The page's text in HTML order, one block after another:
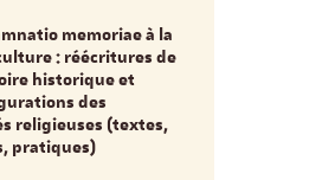
memoriae à la
: réécritures de
historique et
des
religieuses (textes,
pratiques)